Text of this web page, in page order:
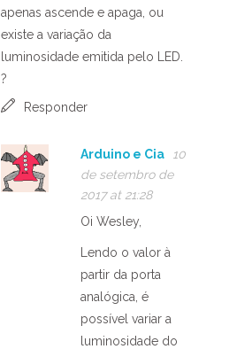
apenas ascende e apaga, ou
existe a variação da
luminosidade emitida pelo LED.
?
Responder
Arduino e Cia
10
de setembro de
2017 at 21:28
Oi Wesley,
Lendo o valor à
partir da porta
analógica, é
possível variar a
luminosidade do